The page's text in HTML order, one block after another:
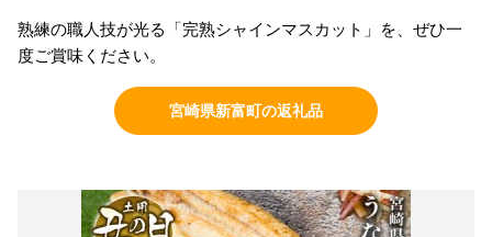
熟練の職人技が光る「完熟シャインマスカット」を、ぜひ一
度ご賞味ください。
宮崎県新富町の返礼品